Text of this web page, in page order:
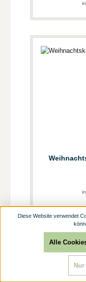
Diese Website verwendet
Alle